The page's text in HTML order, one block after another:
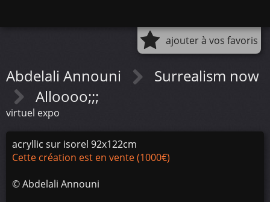
ajouter à vos favoris
Abdelali Announi
Surrealism now
Alloooo;;;
virtuel expo
acryllic sur isorel 92x122cm
Cette création est en vente (1000€)
©Abdelali Announi